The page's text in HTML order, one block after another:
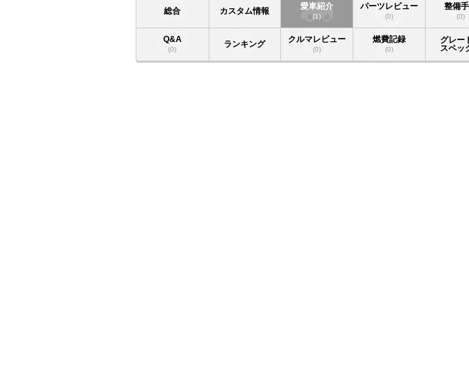
総合 カスタム情報
愛車紹介
(1)
パーツレビュー
(0)
整備
(0)
Q&A
(0) ランキング
クルマレビュー
(0)
燃費記録
(0)
グレー
スペッ